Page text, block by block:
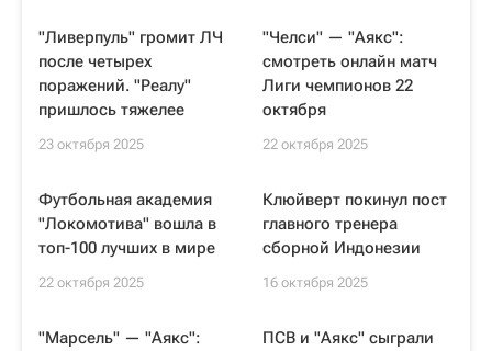
"Ливерпуль" громит ЛЧ
после четырех
поражений. "Реалу"
пришлось тяжелее
23 октября 2025
"Челси" — "Аякс":
смотреть онлайн матч
Лиги чемпионов 22
октября
22 октября 2025
Футбольная академия
"Локомотива" вошла в
топ-100 лучших в мире
22 октября 2025
Клюйверт покинул пост
главного тренера
сборной Индонезии
16 октября 2025
"Марсель" — "Аякс":
ПСВ и "Аякс" сыграли